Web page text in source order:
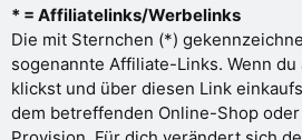
* = Affiliatelinks/Werbelinks
Die mit Sternchen (*)
sogenannte Affiliate-Links. Wenn
klickst und über diesen Link
dem betreffenden Online-Shop